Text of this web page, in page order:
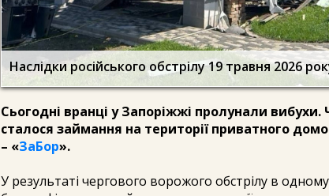
Наслідки російського обстрілу 19 травня 2026
Сьогодні вранці у Запоріжжі пролунали вибухи.
сталося займання на території приватного
– «ЗаБор».
У результаті чергового ворожого обстрілу в